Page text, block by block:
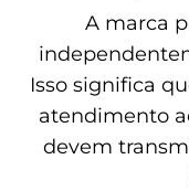
A marca
Isso significa
atendimento
devem